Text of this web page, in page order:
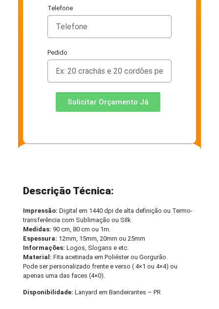
Telefone
Pedido
Solicitar Orçamento Já
Descrição Técnica:
Impressão: Digital em 1440 dpi de alta definição ou Termo-
transferência com Sublimação ou SIlk
Medidas: 90 cm, 80 cm ou 1m.
Espessura: 12mm, 15mm, 20mm ou 25mm
Informações:Logos, Slogans e etc.
Material: Fita acetinada em Poliéster ou Gorgurão.
Pode ser personalizado frente e verso ( 4×1 ou 4×4) ou
apenas uma das faces (4×0).
Disponibilidade:Lanyard em Bandeirantes – PR